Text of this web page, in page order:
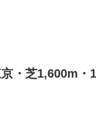
・芝1,600m・